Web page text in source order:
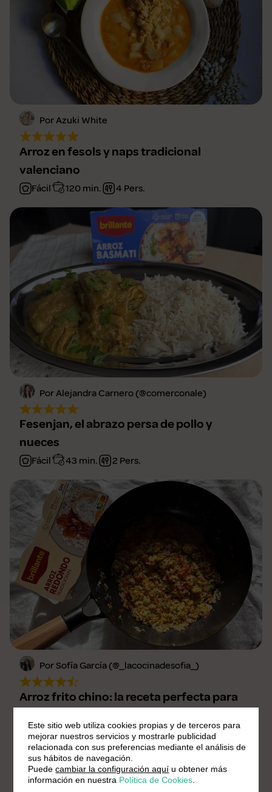
Por Azuki White
Arroz en fesols y naps tradicional
valenciano
Fácil 120 min. 4 Pers.
Por Alejandra Carnero (@comerconale)
Fesenjan, el abrazo persa de pollo y
nueces
Fácil 43 min. 2 Pers.
Por Sofía García (@_lacocinadesofia_)
Arroz frito chino: la receta perfecta para
Fácil 20 min. 2 Pers.
1 2 … 47 >
Este sitio web utiliza cookies propias y de terceros para
mejorar nuestros servicios y mostrarle publicidad
relacionada con sus preferencias mediante el análisis de
sus hábitos de navegación.
Puedecambiar la configuración aquí u obtener más
información en nuestra Política de Cookies